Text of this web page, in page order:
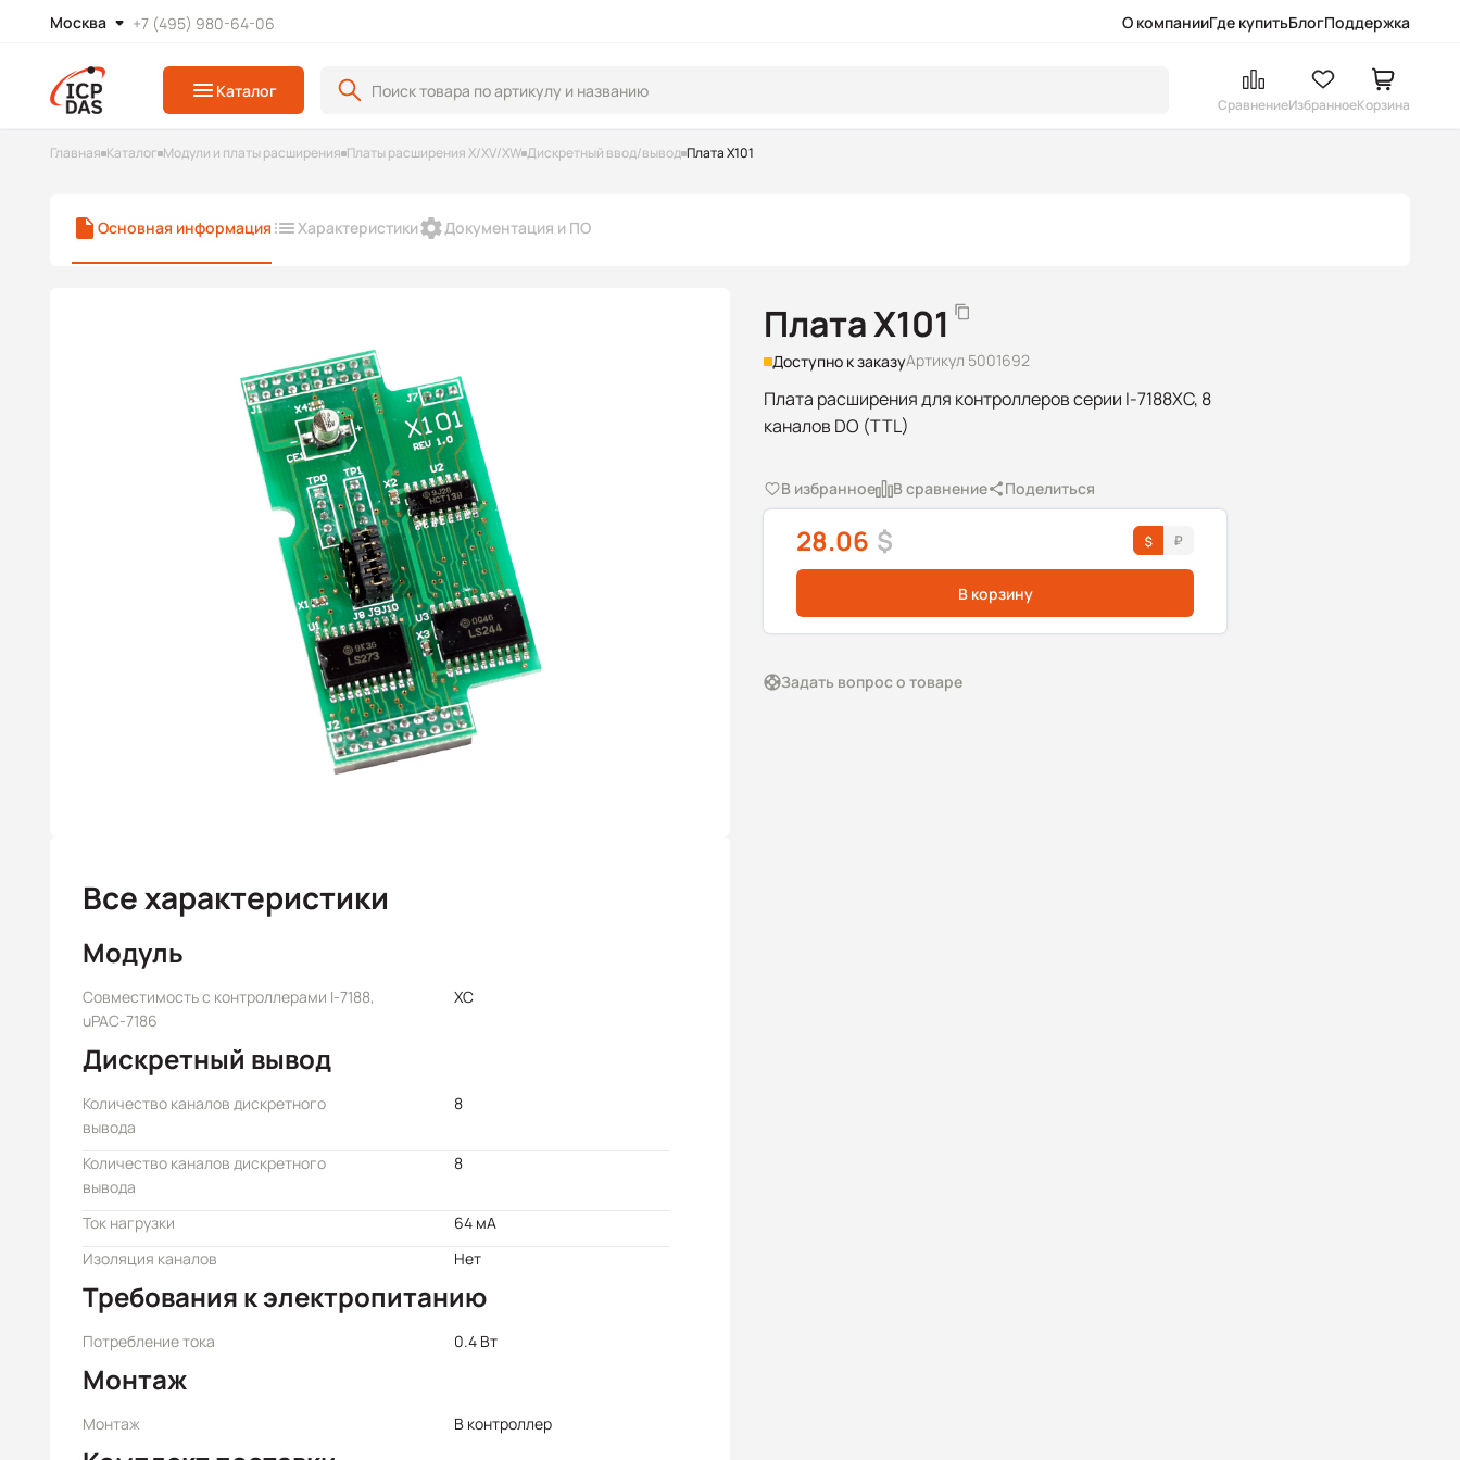
Москва +7 (495) 980-64-06 О компанииГде купитьБлогПоддержка
Каталог
СравнениеИзбранноеКорзина
Главная Каталог Модули и платы расширения Платы расширения X/XV/XW Дискретный ввод/вывод Плата X101
Основная информация Характеристики Документация и ПО
Плата X101
Доступно к заказуАртикул 5001692
Плата расширения для контроллеров серии I-7188XC, 8
каналов DO (TTL)
В избранное В сравнение Поделиться
28.06 $
В корзину
Задать вопрос о товаре
Все характеристики
Модуль
Совместимость с контроллерами I-7188,
uPAC-7186
XC
Дискретный вывод
Количество каналов дискретного
вывода
8
Количество каналов дискретного
вывода
8
Ток нагрузки
64 мА
Изоляция каналов
Нет
Требования к электропитанию
Потребление тока 0.4 Вт
Монтаж
Монтаж В контроллер